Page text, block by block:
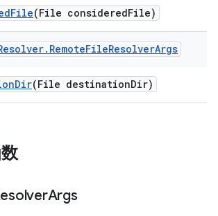
File(File consideredFile)
. RemoteFileResolverArgs
Dir(File destinationDir)
Args